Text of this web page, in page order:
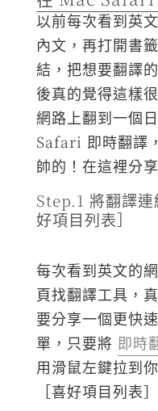
以前每次看到英
內文，再打開書
結，把想要翻譯
後真的覺得這樣
網路上翻到一個
Safari 即時翻譯
帥的！在這裡分
Step.1 將翻譯
好項目列表］
每次看到英文的
頁找翻譯工具，
要分享一個更快
單，只要將 即時
用滑鼠左鍵拉到
［喜好項目列表